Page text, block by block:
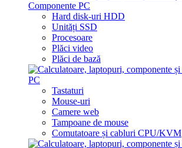
Componente PC
Hard disk-uri HDD
Unități SSD
Procesoare
Plăci video
Plăci de bază
PC
Tastaturi
Mouse-uri
Camere web
Tampoane de mouse
Comutatoare și cabluri CPU/KVM